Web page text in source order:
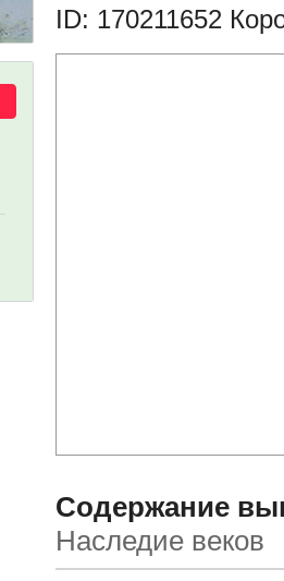
ID: 170211652
Содержание
Наследие веков